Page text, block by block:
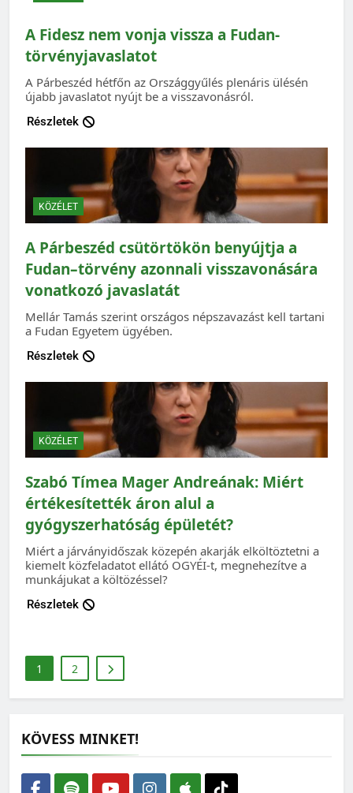
A Fidesz nem vonja vissza a Fudan-
törvényjavaslatot
A Párbeszéd hétfőn az Országgyűlés plenáris ülésén
újabb javaslatot nyújt be a visszavonásról.
Részletek
KÖZÉLET
A Párbeszéd csütörtökön benyújtja a
Fudan–törvény azonnali visszavonására
vonatkozó javaslatát
Mellár Tamás szerint országos népszavazást kell tartani
a Fudan Egyetem ügyében.
Részletek
KÖZÉLET
Szabó Tímea Mager Andreának: Miért
értékesítették áron alul a
gyógyszerhatóság épületét?
Miért a járványidőszak közepén akarják elköltöztetni a
kiemelt közfeladatot ellátó OGYÉI-t, megnehezítve a
munkájukat a költözéssel?
Részletek
1 2
KÖVESS MINKET!